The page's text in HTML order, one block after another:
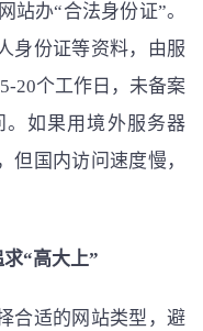
站办“合法身份证”。
身份证等资料，由服
20个工作日，未备案
。如果用境外服务器
但国内访问速度慢，
“高大上”
合适的网站类型，避